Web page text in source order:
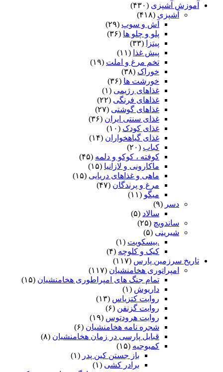
آموزش آشپزی (۴۳۰)
آشپزی (۴۱۸)
آش و سوپ (۲۹)
پلو و چلو ها (۳۶)
پیتزا
(۳۳)
پیش غذا (۱۱)
تخم مرغ و املت (۱۹)
خوراک (۳۸)
خورشت ها (۳۶)
غذاهای رژیمی (۱)
غذاهای فرنگی (۲۲)
غذاهای گوشتی (۲۷)
غذای سنتی ایران (۳۶)
غذای کودک (۱۰)
غذای گیاهخواران (۱۴)
کباب (۲۰)
کوفته ، کوکو و دلمه (۴۵)
ماکارونی و لازانیا (۱۵)
ماهی و غذاهای دریایی (۱۵)
مرغ و پرندگان (۴۷)
میگو (۱۱)
دسر (۹)
سالاد (۵)
ساندویچ (۲۵)
شیرینی (۵)
.بیسکویت (۱)
کیک و کلوچه (۴)
تاریخ سرزمین پارس (۱۱۷)
امپراتوری هخامنشیان (۱۱۷)
تمام جنگ های امپراطوری هخامنشیان (۱۵)
داریوش (۱)
روایت کتزیاس (۱۳)
روایت گزنفن (۶)
روایت هرودتوس (۱۹)
شجره نامه هخامنشیان (۶)
قبایل پارسی در زمان هخامنشیان (۸)
کمبوجیه (۱۵)
باز جستن کین پدر (۱)
برادر کشی (۱)